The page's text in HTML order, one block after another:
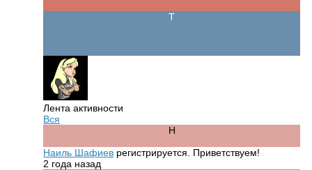
Лента активности
Вся
Наиль Шафиев регистрируется. Приветствуем!
2 года назад